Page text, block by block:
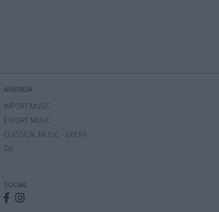
AGENDA
IMPORT MUSIC
EXPORT MUSIC
CLASSICAL MUSIC - OPERA
Djs
SOCIAL